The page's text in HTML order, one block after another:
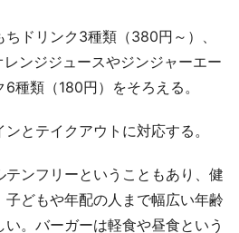
ドリンク3種類（380円～）、
ンジジュースやジンジャーエー
種類（180円）をそろえる。
とテイクアウトに対応する。
ンフリーということもあり、健
子どもや年配の人まで幅広い年齢
。バーガーは軽食や昼食という